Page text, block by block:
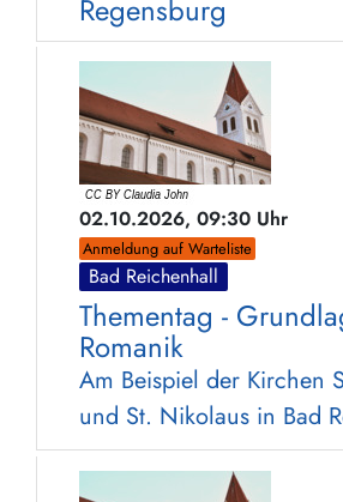
Regensburg
02.10.2026, 09:30 Uhr
Anmeldung auf Warteliste
Bad Reichenhall
Thementag -
Romanik
Am Beispiel der Kirchen
und St. Nikolaus in Bad